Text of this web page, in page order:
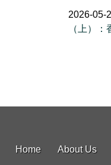
2026-05-
（上）
Home About Us